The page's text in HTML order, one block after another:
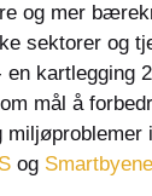
og mer
sektorer og
en
mål å
og Smartbyene